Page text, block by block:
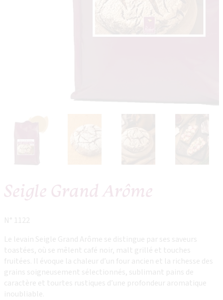
Seigle Grand Arôme
N° 1122
Le levain Seigle Grand Arôme se distingue par ses saveurs
toastées, où se mêlent café noir, malt grillé et touches
fruitées. Il évoque la chaleur d’un four ancien et la richesse des
grains soigneusement sélectionnés, sublimant pains de
caractère et tourtes rustiques d’une profondeur aromatique
inoubliable.